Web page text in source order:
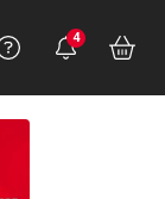
Ver Recursos
Você
4